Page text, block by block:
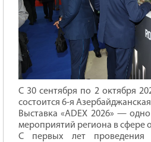
С 30 сентября по 2 октября
состоится 6-я
Выставка «ADEX 2026» —
мероприятий региона в сфере
С первых лет проведения